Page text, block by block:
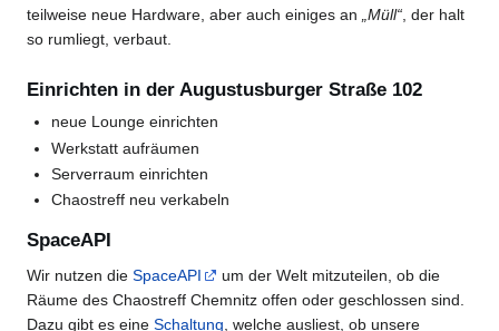
teilweise neue Hardware, aber auch einiges an
„Müll“ , der halt
so rumliegt, verbaut.
Einrichten in der Augustusburger Straße 102
neue Lounge einrichten
Werkstatt aufräumen
Serverraum einrichten
Chaostreff neu verkabeln
SpaceAPI
Wir nutzen die SpaceAPI
um der Welt mitzuteilen, ob die
Räume des Chaostreff Chemnitz offen oder geschlossen sind.
Dazu gibt es eine Schaltung , welche ausliest, ob unsere